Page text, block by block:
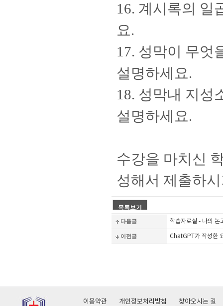
16. 계시록의 일
요.
17. 성막이 무엇
설명하세요.
18. 성막내 지성
설명하세요.
수강을 마치신
성해서 제출하
다음글 학습자료실 - 나의 논
이전글 ChatGPT가 작성한
이용약관 개인정보처리방침 찾아오시는 길